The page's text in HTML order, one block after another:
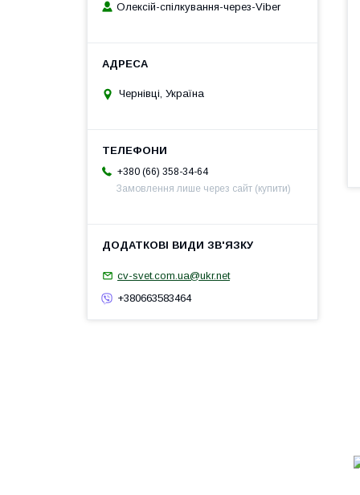
Олексій-спілкування-через-Viber
Чернівці, Україна
+380 (66) 358-34-64
Замовлення лише через сайт (купити)
cv-svet.com.ua@ukr.net
+380663583464